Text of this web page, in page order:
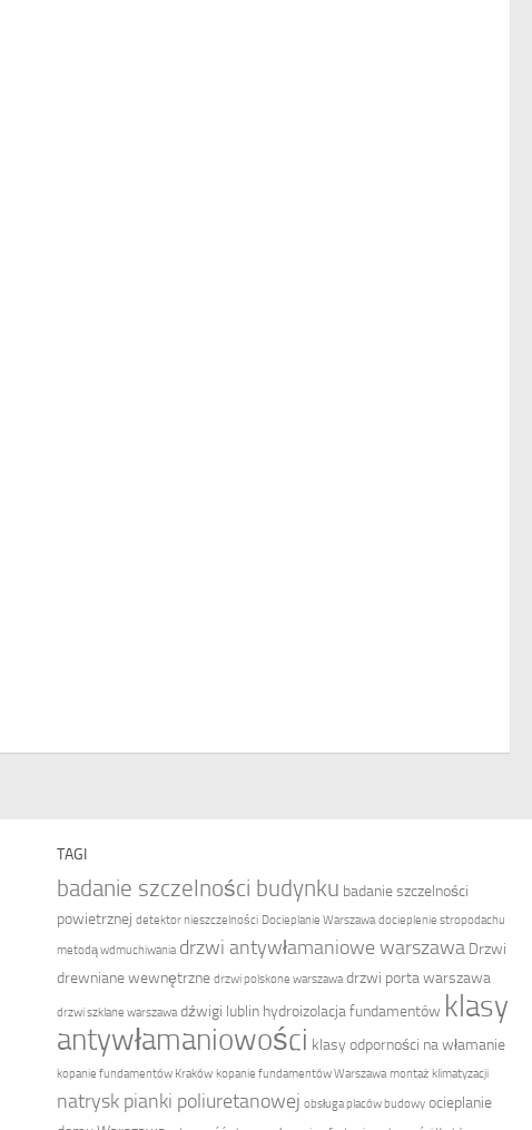
TAGI
badanie szczelności budynku badanie szczelności
powietrznej detektor nieszczelności Docieplanie Warszawa docieplenie stropodachu
metodą wdmuchiwania drzwi antywłamaniowe warszawa Drzwi
drewniane wewnętrzne drzwi polskone warszawa drzwi porta warszawa
drzwi szklane warszawa dźwigi lublin hydroizolacja fundamentów klasy
antywłamaniowości klasy odporności na włamanie
kopanie fundamentów Kraków kopanie fundamentów Warszawa montaż klimatyzacji
natrysk pianki poliuretanowej obsługa placów budowy ocieplanie